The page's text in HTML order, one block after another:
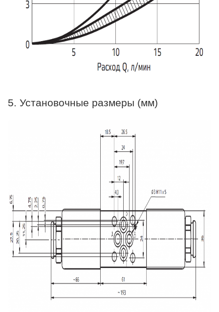
5. Установочные размеры (мм)